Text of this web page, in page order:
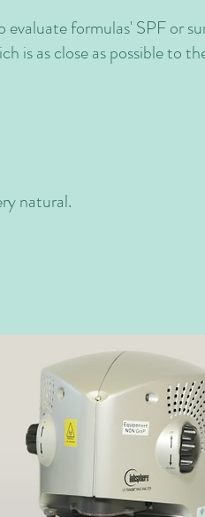
formulas' SPF or
as close as possible to
natural.